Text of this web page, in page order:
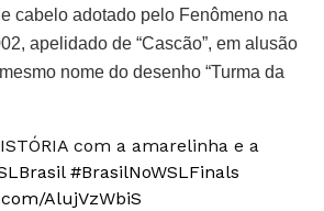
cabelo adotado pelo Fenômeno na
apelidado de “Cascão”, em alusão
nome do desenho “Turma da
com a amarelinha e a
#BrasilNoWSLFinals
AlujVzWbiS